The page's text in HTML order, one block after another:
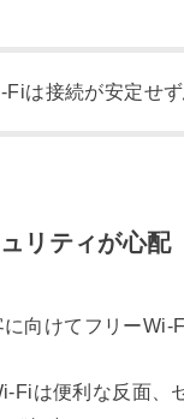
Fiは接続が安定せ
リティが心配
向けてフリーWi-
Fiは便利な反面